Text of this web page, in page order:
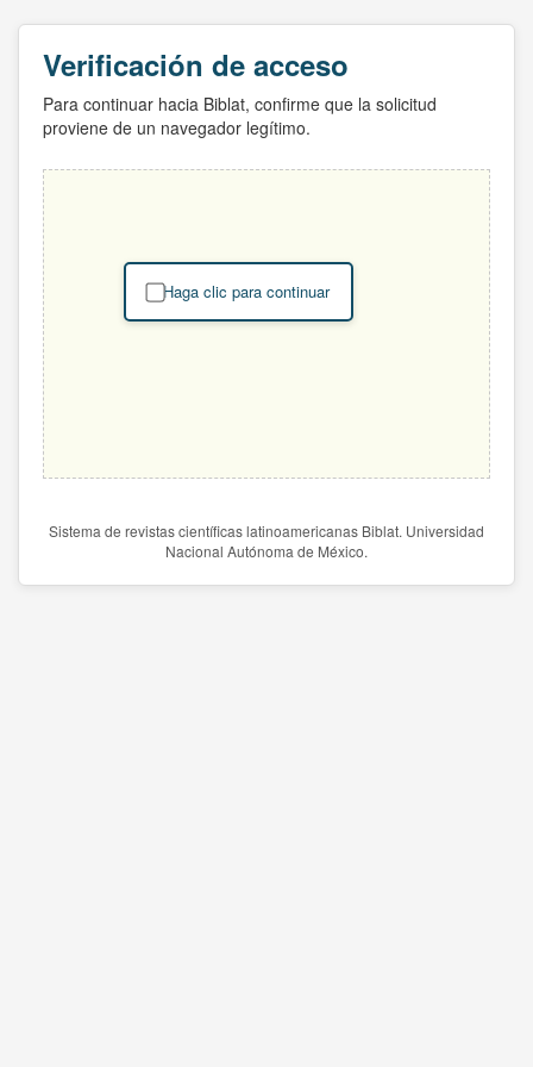
Verificación de acceso
Para continuar hacia Biblat, confirme que la solicitud
proviene de un navegador legítimo.
Haga clic para continuar
Sistema de revistas científicas latinoamericanas Biblat. Universidad
Nacional Autónoma de México.